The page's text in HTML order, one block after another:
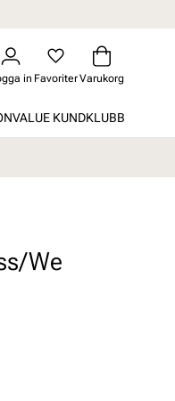
in FavoriterVarukorg
VALUE KUNDKLUBB
We